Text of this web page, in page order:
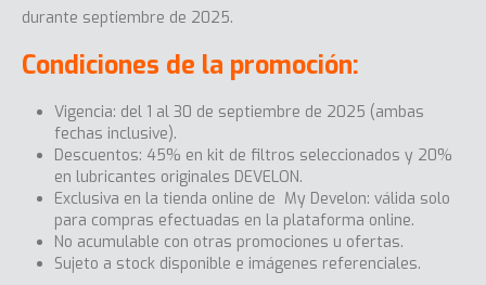
durante septiembre de 2025.
Condiciones de la promoción:
Vigencia: del 1 al 30 de septiembre de 2025 (ambas
fechas inclusive).
Descuentos: 45% en kit de filtros seleccionados y 20%
en lubricantes originales DEVELON.
Exclusiva en la tienda online de My Develon: válida solo
para compras efectuadas en la plataforma online.
No acumulable con otras promociones u ofertas.
Sujeto a stock disponible e imágenes referenciales.